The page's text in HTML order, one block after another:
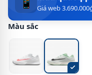
Giá web
Màu sắc